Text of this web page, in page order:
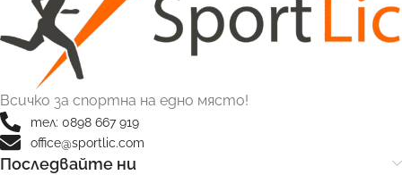
Всичко за спортна на едно място!
тел: 0898 667 919
office@sportlic.com
Последвайте ни